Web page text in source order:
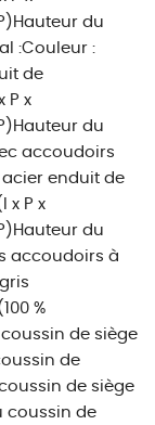
du
:Couleur :
de
P x
du
accoudoirs
acier enduit de
x P x
du
accoudoirs à
%
de siège
de
de siège
coussin de